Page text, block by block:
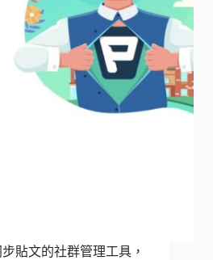
貼文的社群管理工具，